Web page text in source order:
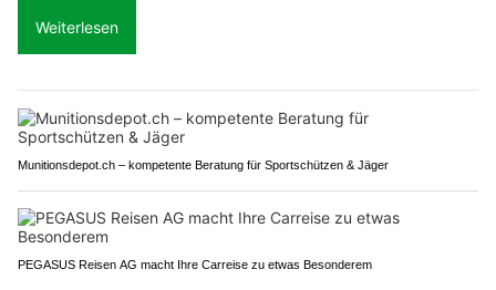
Weiterlesen
Munitionsdepot.ch – kompetente Beratung für Sportschützen & Jäger
PEGASUS Reisen AG macht Ihre Carreise zu etwas Besonderem